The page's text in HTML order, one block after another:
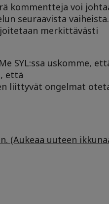
kommentteja voi
seuraavista vaiheista.
merkittävästi
SYL:ssa uskomme,
että
liittyvät ongelmat
(Aukeaa uuteen